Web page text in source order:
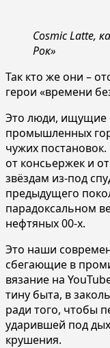
Cosmic Latte,
Рок»
Так кто же они –
герои «времени
Это люди, ищущие
промышленных
чужих
от консьержек и
звёздам из-под
предыдущего
парадоксальном
нефтяных 00-х.
Это наши
сбегающие в
вязание на
тину быта, в
ради того, чтобы
ударившей под
крушения.